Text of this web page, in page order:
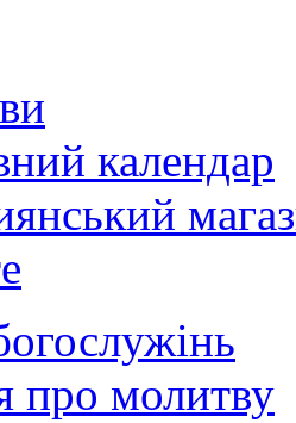
календар
про молитву